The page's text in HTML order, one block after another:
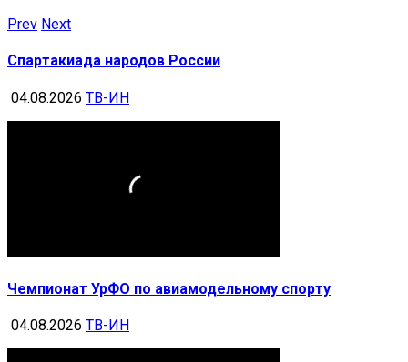
Prev Next
Спартакиада народов России
04.08.2026 ТВ-ИН
Чемпионат УрФО по авиамодельному спорту
04.08.2026 ТВ-ИН